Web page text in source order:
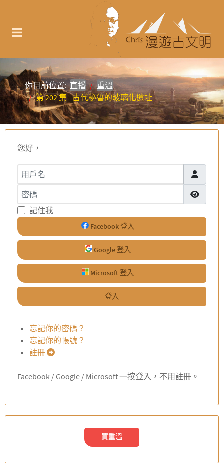
你目前位置:直播
重溫
第 202 集 - 古代秘魯的玻璃化遺址
您好，
用戶名
密碼
顯示密碼
記住我
Facebook 登入
Google 登入
Microsoft 登入
登入
忘記你的密碼？
忘記你的帳號？
註冊
Facebook / Google / Microsoft 一按登入，不用註冊。
買重溫